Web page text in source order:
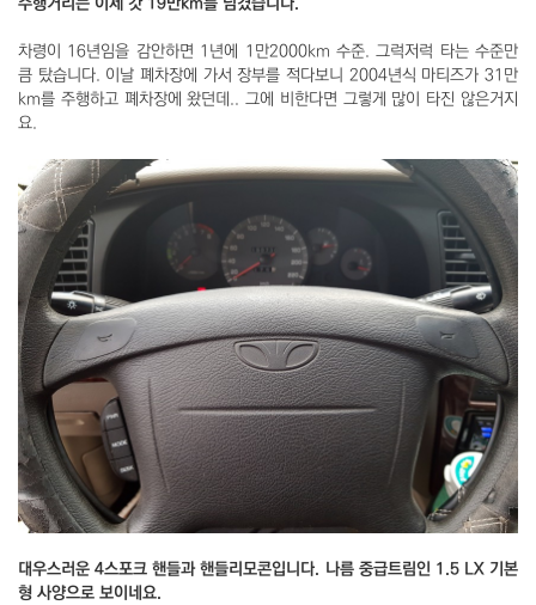
차령이 16년임을 감안하면 1년에 1만2000km 수준. 그럭저럭 타는 수준만
큼 탔습니다. 이날 폐차장에 가서 장부를 적다보니 2004년식 마티즈가 31만
km를 주행하고 폐차장에 왔던데.. 그에 비한다면 그렇게 많이 타진 않은거지
요.
대우스러운 4스포크 핸들과 핸들리모콘입니다. 나름 중급트림인 1.5 LX 기본
형 사양으로 보이네요.